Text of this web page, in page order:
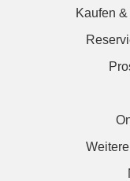
Kaufen